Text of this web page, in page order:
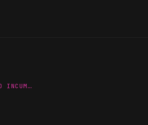
INCUM…